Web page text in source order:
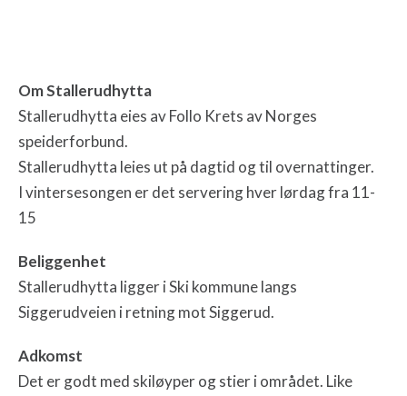
Om Stallerudhytta
Stallerudhytta eies av Follo Krets av Norges
speiderforbund.
Stallerudhytta leies ut på dagtid og til overnattinger.
I vintersesongen er det servering hver lørdag fra 11-
15
Beliggenhet
Stallerudhytta ligger i Ski kommune langs
Siggerudveien i retning mot Siggerud.
Adkomst
Det er godt med skiløyper og stier i området. Like